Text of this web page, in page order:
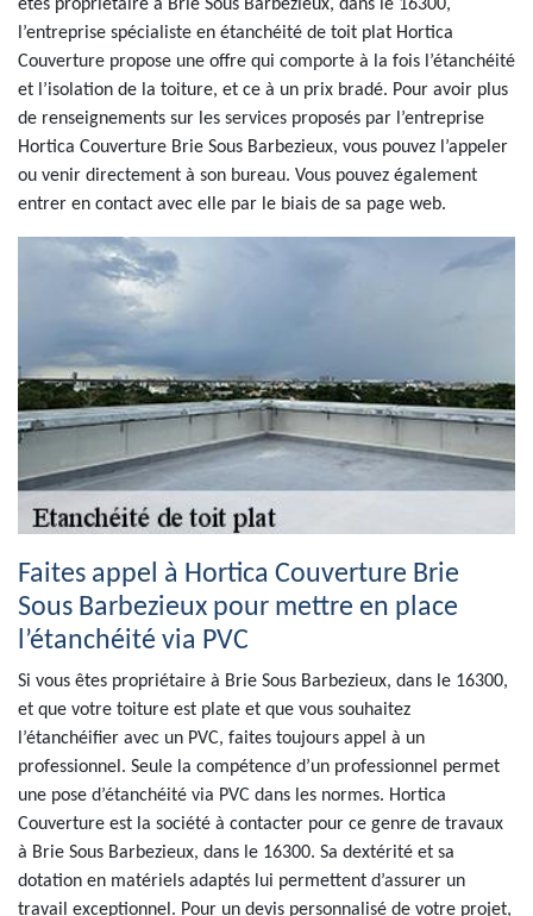
êtes propriétaire à Brie Sous Barbezieux, dans le 16300,
l’entreprise spécialiste en étanchéité de toit plat Hortica
Couverture propose une offre qui comporte à la fois l’étanchéité
et l’isolation de la toiture, et ce à un prix bradé. Pour avoir plus
de renseignements sur les services proposés par l’entreprise
Hortica Couverture Brie Sous Barbezieux, vous pouvez l’appeler
ou venir directement à son bureau. Vous pouvez également
entrer en contact avec elle par le biais de sa page web.
Faites appel à Hortica Couverture Brie
Sous Barbezieux pour mettre en place
l’étanchéité via PVC
Si vous êtes propriétaire à Brie Sous Barbezieux, dans le 16300,
et que votre toiture est plate et que vous souhaitez
l’étanchéifier avec un PVC, faites toujours appel à un
professionnel. Seule la compétence d’un professionnel permet
une pose d’étanchéité via PVC dans les normes. Hortica
Couverture est la société à contacter pour ce genre de travaux
à Brie Sous Barbezieux, dans le 16300. Sa dextérité et sa
dotation en matériels adaptés lui permettent d’assurer un
travail exceptionnel. Pour un devis personnalisé de votre projet,